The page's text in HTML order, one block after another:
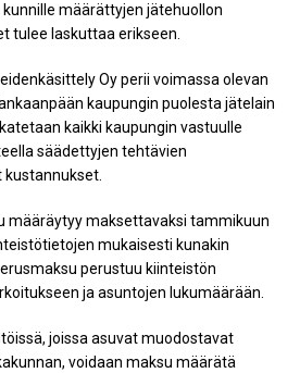
määrättyjen jätehuollon
tulee laskuttaa erikseen.
Oy perii voimassa olevan
kaupungin puolesta jätelain
kaikki kaupungin vastuulle
säädettyjen tehtävien
määräytyy maksettavaksi tammikuun
mukaisesti kunakin
perustuu kiinteistön
ja asuntojen lukumäärään.
joissa asuvat muodostavat
voidaan maksu määrätä